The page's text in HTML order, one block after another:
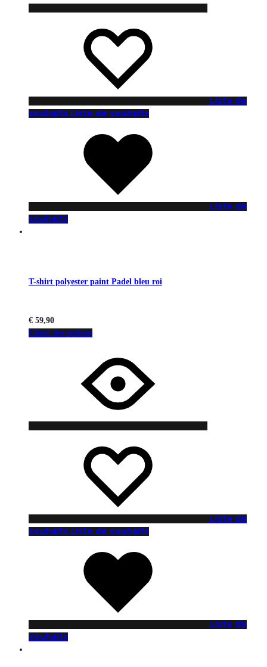
Liste de
souhaits Liste de souhaits
Liste de
souhaits
T-shirt polyester paint Padel bleu roi
€ 59,90
Choix des options
Liste de
souhaits Liste de souhaits
Liste de
souhaits